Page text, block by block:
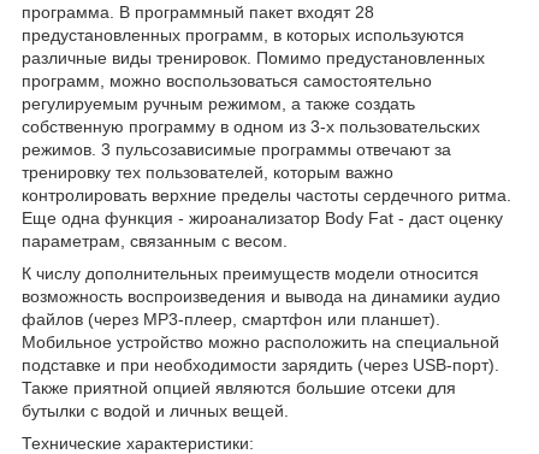
программа. В программный пакет входят 28
предустановленных программ, в которых используются
различные виды тренировок. Помимо предустановленных
программ, можно воспользоваться самостоятельно
регулируемым ручным режимом, а также создать
собственную программу в одном из 3-х пользовательских
режимов. 3 пульсозависимые программы отвечают за
тренировку тех пользователей, которым важно
контролировать верхние пределы частоты сердечного ритма.
Еще одна функция - жироанализатор Body Fat - даст оценку
параметрам, связанным с весом.
К числу дополнительных преимуществ модели относится
возможность воспроизведения и вывода на динамики аудио
файлов (через MP3-плеер, смартфон или планшет).
Мобильное устройство можно расположить на специальной
подставке и при необходимости зарядить (через USB-порт).
Также приятной опцией являются большие отсеки для
бутылки с водой и личных вещей.
Технические характеристики: